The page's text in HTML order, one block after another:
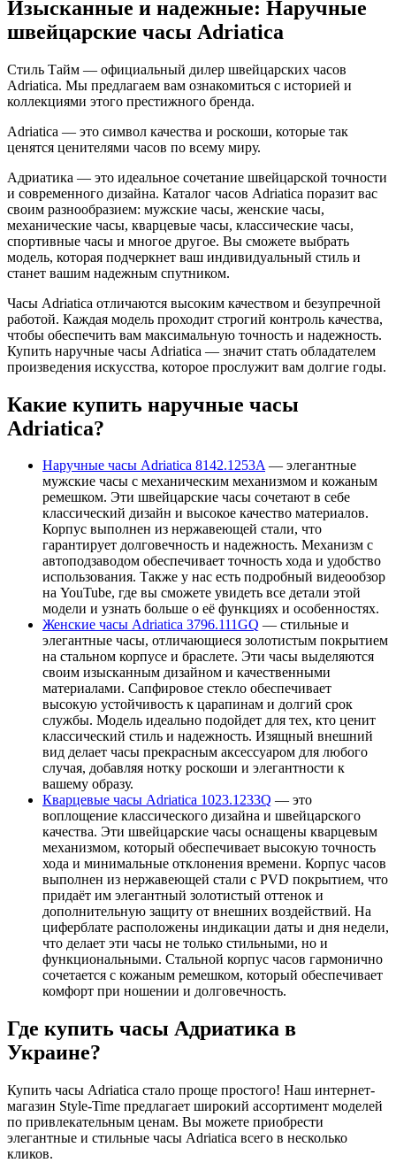
Изысканные и надежные: Наручные
швейцарские часы Adriatica
Стиль Тайм — официальный дилер швейцарских часов
Adriatica. Мы предлагаем вам ознакомиться с историей и
коллекциями этого престижного бренда.
Adriatica — это символ качества и роскоши, которые так
ценятся ценителями часов по всему миру.
Адриатика — это идеальное сочетание швейцарской точности
и современного дизайна. Каталог часов Adriatica поразит вас
своим разнообразием: мужские часы, женские часы,
механические часы, кварцевые часы, классические часы,
спортивные часы и многое другое. Вы сможете выбрать
модель, которая подчеркнет ваш индивидуальный стиль и
станет вашим надежным спутником.
Часы Adriatica отличаются высоким качеством и безупречной
работой. Каждая модель проходит строгий контроль качества,
чтобы обеспечить вам максимальную точность и надежность.
Купить наручные часы Adriatica — значит стать обладателем
произведения искусства, которое прослужит вам долгие годы.
Какие купить наручные часы
Adriatica?
Наручные часы Adriatica 8142.1253A— элегантные
мужские часы с механическим механизмом и кожаным
ремешком. Эти швейцарские часы сочетают в себе
классический дизайн и высокое качество материалов.
Корпус выполнен из нержавеющей стали, что
гарантирует долговечность и надежность. Механизм с
автоподзаводом обеспечивает точность хода и удобство
использования. Также у нас есть подробный видеообзор
на YouTube, где вы сможете увидеть все детали этой
модели и узнать больше о её функциях и особенностях.
Женские часы Adriatica 3796.111GQ — стильные и
элегантные часы, отличающиеся золотистым покрытием
на стальном корпусе и браслете. Эти часы выделяются
своим изысканным дизайном и качественными
материалами. Сапфировое стекло обеспечивает
высокую устойчивость к царапинам и долгий срок
службы. Модель идеально подойдет для тех, кто ценит
классический стиль и надежность. Изящный внешний
вид делает часы прекрасным аксессуаром для любого
случая, добавляя нотку роскоши и элегантности к
вашему образу.
Кварцевые часы Adriatica 1023.1233Q — это
воплощение классического дизайна и швейцарского
качества. Эти швейцарские часы оснащены кварцевым
механизмом, который обеспечивает высокую точность
хода и минимальные отклонения времени. Корпус часов
выполнен из нержавеющей стали с PVD покрытием, что
придаёт им элегантный золотистый оттенок и
дополнительную защиту от внешних воздействий. На
циферблате расположены индикации даты и дня недели,
что делает эти часы не только стильными, но и
функциональными. Стальной корпус часов гармонично
сочетается с кожаным ремешком, который обеспечивает
комфорт при ношении и долговечность.
Где купить часы Адриатика в
Украине?
Купить часы Adriatica стало проще простого! Наш интернет-
магазин Style-Time предлагает широкий ассортимент моделей
по привлекательным ценам. Вы можете приобрести
элегантные и стильные часы Adriatica всего в несколько
кликов.